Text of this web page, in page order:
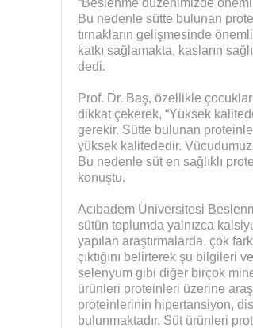
Bu nedenle sütte bulunan
tırnakların gelişmesinde
katkı sağlamakta, kasların
dedi.
Prof. Dr. Baş, özellikle
dikkat çekerek, “Yüksek
gerekir. Sütte bulunan
yüksek kalitededir. Vücudumuz
Bu nedenle süt en sağlıklı
konuştu.
Acıbadem Üniversitesi
sütün toplumda yalnızca
yapılan araştırmalarda, çok
çıktığını belirterek şu bilgileri
selenyum gibi diğer birçok
ürünleri proteinleri üzerine
proteinlerinin hipertansiyon,
bulunmaktadır. Süt ürünleri